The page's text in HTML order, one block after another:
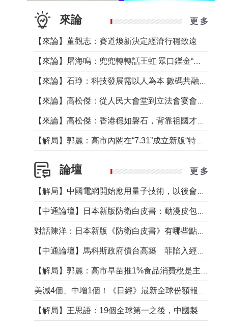
來論 更 多
【來論】董觀志：賽道煥新決定經濟行穩致遠
論壇 更 多